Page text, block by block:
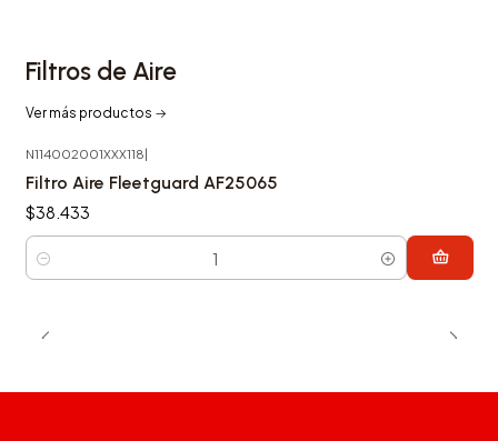
Filtros de Aire
Ver más productos
N114002001XXX118|
Filtro Aire Fleetguard AF25065
$38.433
Cantidad